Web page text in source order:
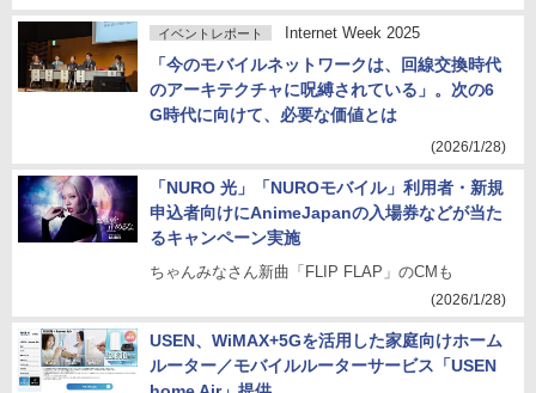
イベントレポート Internet Week 2025
「今のモバイルネットワークは、回線交換時代
のアーキテクチャに呪縛されている」。次の6
G時代に向けて、必要な価値とは
(2026/1/28)
「NURO 光」「NUROモバイル」利用者・新規
申込者向けにAnimeJapanの入場券などが当た
るキャンペーン実施
ちゃんみなさん新曲「FLIP FLAP」のCMも
(2026/1/28)
USEN、WiMAX+5Gを活用した家庭向けホーム
ルーター／モバイルルーターサービス「USEN